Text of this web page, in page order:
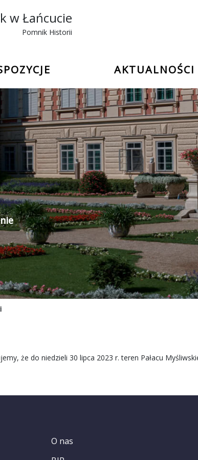
w Łańcucie
Pomnik Historii
AKTUALNOŚCI
że do niedzieli 30 lipca 2023 r. teren Pałacu
O nas